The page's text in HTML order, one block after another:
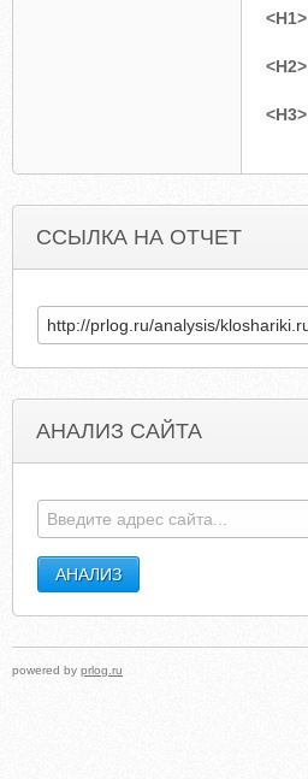
<H1>
<H2>
<H3>
ССЫЛКА НА ОТЧЕТ
АНАЛИЗ САЙТА
powered by prlog.ru